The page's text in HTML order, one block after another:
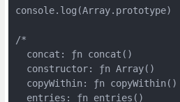
console.log(Array.prototype)
/*
  concat: ƒn concat()
  constructor: ƒn Array()
  copyWithin: ƒn copyWithin()
  entries: ƒn entries()